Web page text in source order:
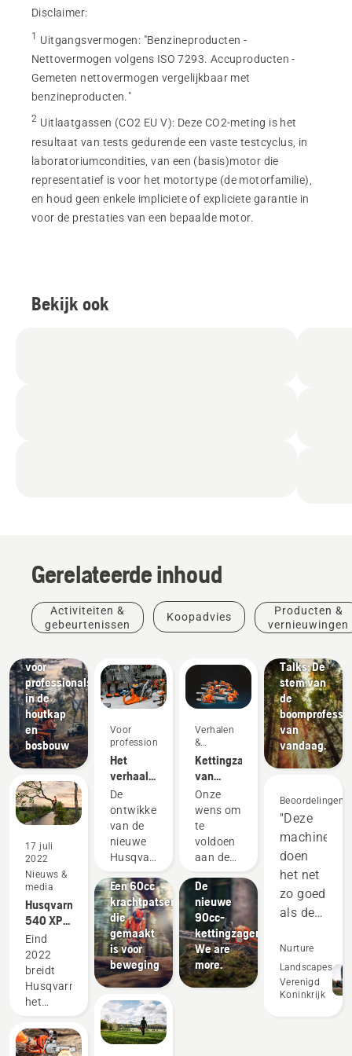
Disclaimer:
1 Uitgangsvermogen: "Benzineproducten -
Nettovermogen volgens ISO 7293. Accuproducten -
Gemeten nettovermogen vergelijkbaar met
benzineproducten."
2 Uitlaatgassen (CO2 EU V): Deze CO2-meting is het
resultaat van tests gedurende een vaste testcyclus, in
laboratoriumcondities, van een (basis)motor die
representatief is voor het motortype (de motorfamilie),
en houd geen enkele impliciete of expliciete garantie in
voor de prestaties van een bepaalde motor.
Bekijk ook
Gerelateerde inhoud
Activiteiten &
gebeurtenissen
Koopadvies
Producten &
vernieuwingen
Oplossingen
Complete
voor
professionals
in de
houtkap
en
bosbouw
17 juli
2022
Nieuws &
media
Husqvarna
540 XP®
Mark III
en
Husqvarna
T540
XP®
Eind
2022
breidt
Husqvarna
het
uit met
een
Voor
professionals
Het
verhaal
achter de
nieuwe
60cc
professionele
kettingzagen
De
ontwikkeling
van de
nieuwe
Husqvarna
Mark II
en 562
XP®
Mark II
zagen is
een
verhaal
van
talloze
upgrades.
Van
Boomverzorgers
&
Een 60cc
krachtpatser
die
gemaakt
is voor
beweging
Verhalen
&
inspiratie
Kettingzagen
van
Husqvarna
- sinds
1959
aangedreven
door onze
Onze
wens om
te
voldoen
aan de
eisen
van
bosbouwprofessionals
heeft
ons
ertoe
aangespoord
Producten
&
De
nieuwe
90cc-
kettingzagen.
We are
more.
&
inspiratie
Husqvarna
Talks: De
stem van
de
van
vandaag.
Beoordelingen
"Deze
machines
doen
het net
zo goed
als de
uitrusting
en
presteren
Nurture
Landscapes
Verenigd
Koninkrijk